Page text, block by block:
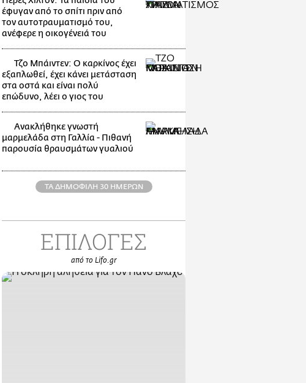
έφυγαν από το σπίτι πριν από
τον αυτοτραυματισμό του,
ανέφερε η οικογένειά του
Τζο Μπάιντεν: Ο καρκίνος έχει
εξαπλωθεί, έχει κάνει μετάσταση
στα οστά και είναι πολύ
επώδυνο, λέει ο γιος του
Ανακλήθηκε γνωστή
μαρμελάδα στη Γαλλία - Πιθανή
παρουσία θραυσμάτων γυαλιού
ΤΑ ΔΗΜΟΦΙΛΗ 30 ΗΜΕΡΩΝ
ΕΠΙΛΟΓΕΣ
από το Lifo.gr